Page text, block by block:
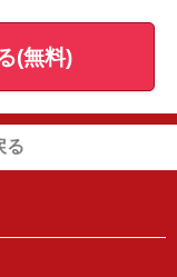
(無料)
る